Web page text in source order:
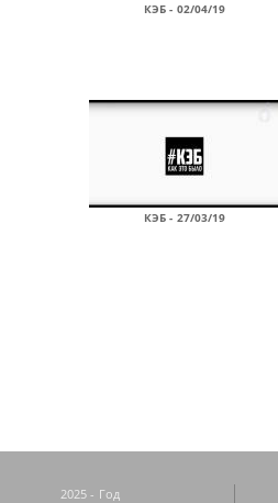
КЭБ - 02/04/19
КЭБ - 27/03/19
2025 - Год